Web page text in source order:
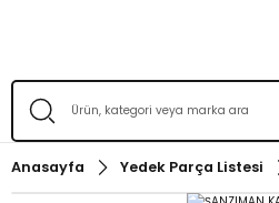
Anasayfa Yedek Parça Listesi